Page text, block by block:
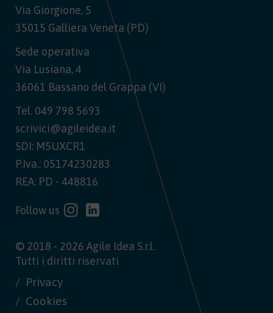
Via Giorgione, 5
35015 Galliera Veneta (PD)
Sede operativa
Via Lusiana, 4
36061 Bassano del Grappa (VI)
Tel. 049 798 5693
scrivici@agileidea.it
SDI: M5UXCR1
P.Iva.: 05174230283
REA: PD - 448816
Follow us
© 2018 - 2026 Agile Idea S.r.l.
Tutti i diritti riservati
Privacy
Cookies